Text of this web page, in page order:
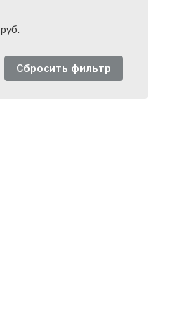
руб.
Сбросить фильтр